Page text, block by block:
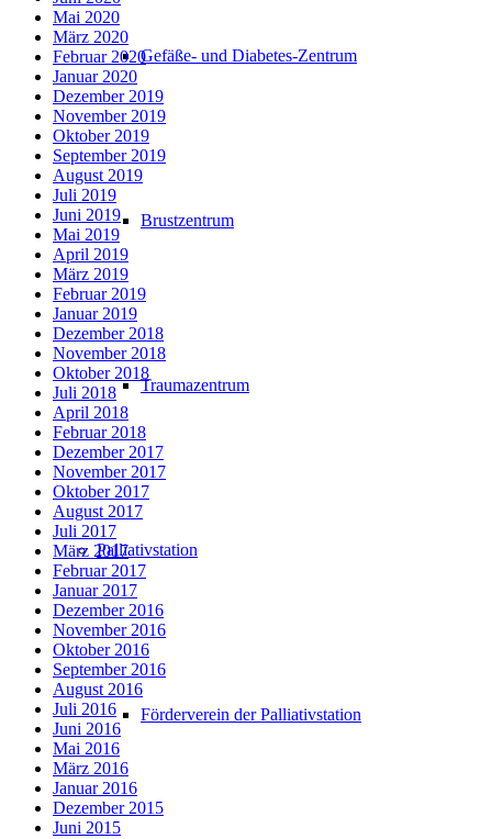
Gefäße- und Diabetes-Zentrum
Brustzentrum
Traumazentrum
Palliativstation
Förderverein der Palliativstation
Mai 2020
März 2020
Februar 2020
Januar 2020
Dezember 2019
November 2019
Oktober 2019
September 2019
August 2019
Juli 2019
Juni 2019
Mai 2019
April 2019
März 2019
Februar 2019
Januar 2019
Dezember 2018
November 2018
Oktober 2018
Juli 2018
April 2018
Februar 2018
Dezember 2017
November 2017
Oktober 2017
August 2017
Juli 2017
März 2017
Februar 2017
Januar 2017
Dezember 2016
November 2016
Oktober 2016
September 2016
August 2016
Juli 2016
Juni 2016
Mai 2016
März 2016
Januar 2016
Dezember 2015
Juni 2015